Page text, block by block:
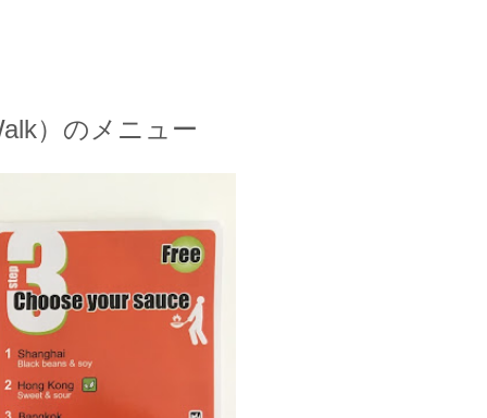
）のメニュー